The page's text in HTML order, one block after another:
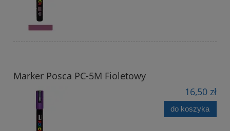
Marker Posca PC-5M Fioletowy
16,50 zł
do koszyka